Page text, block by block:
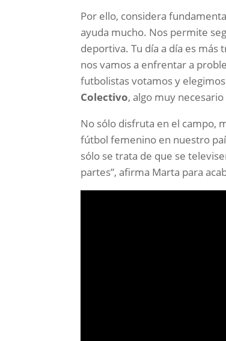
Por ello, considera
ayuda mucho. Nos permite
deportiva. Tu día a día es más
nos vamos a enfrentar a
futbolistas votamos y
Colectivo, algo muy
No sólo disfruta en el campo,
fútbol femenino en nuestro
sólo se trata de que se
partes”, afirma Marta para